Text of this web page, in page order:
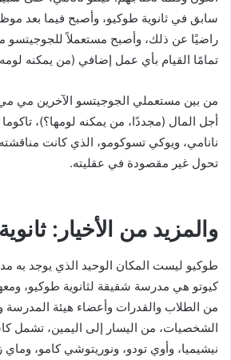
سابق في ثانوية طوكيو، وأصبح فيما بعد
راضيًا عن ذلك، وأصبح مستعملاً للجوجيتسو
تمامًا القيام بأي عمل إضافي (من يمكنه
من بين مستعملي الجوجيتسو الآخرين مي
أجل المال (مجددًا، من يمكنه لومها؟)،
نانامي، ويوكي تسوكومو، الذي كانت
تحول غير مقصودة في عقليته.
والمزيد من الأخيار:
طوكيو ليست المكان الوحيد الذي يوجد به
كيوتو هي مدرسة شقيقة لثانوية طوكيو،
من الطلاب والقدرات وأعضاء هيئة المدرسة
الشخصيات، من اليسار إلى اليمين، تشمل
نيشيميا، وأوي تودو، ونوريتوشي كامو،